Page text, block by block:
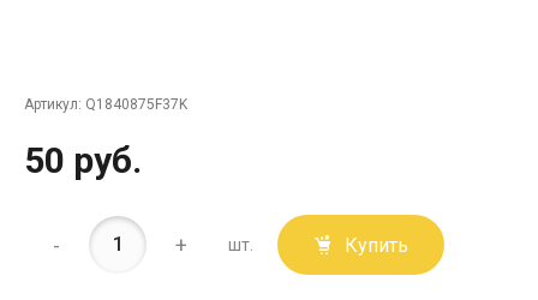
Артикул: Q1840875F37K
50 руб.
- + шт. Купить